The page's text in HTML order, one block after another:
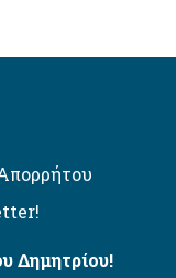
Δημητρίου!